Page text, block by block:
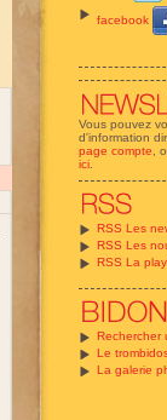
facebook
Vous pouvez
d'information
page compte ,
ici
RSS Les
RSS Les
RSS La
Rechercher
Le
La galerie